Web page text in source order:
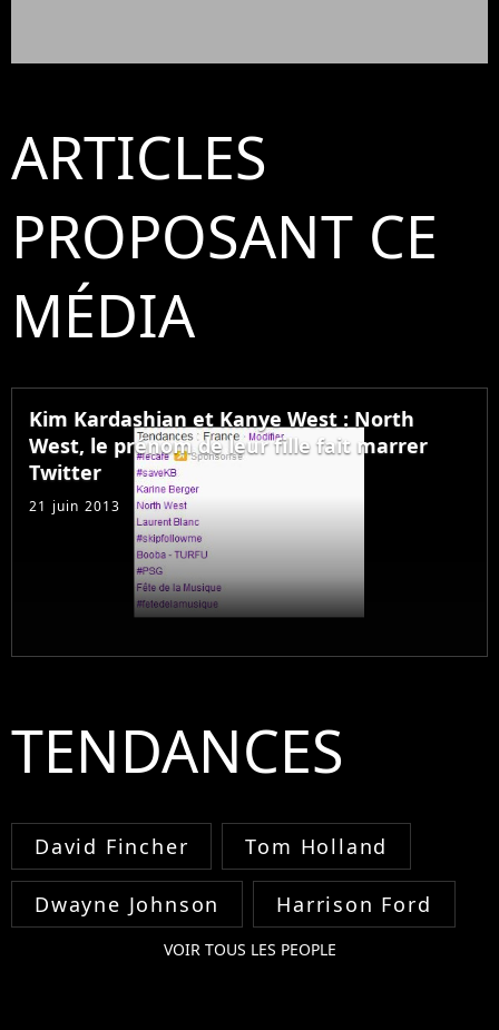
ARTICLES
PROPOSANT CE
MÉDIA
Kim Kardashian et Kanye West : North
West, le prénom de leur fille fait marrer
Twitter
21 juin 2013
TENDANCES
David Fincher Tom Holland
Dwayne Johnson Harrison Ford
VOIR TOUS LES PEOPLE